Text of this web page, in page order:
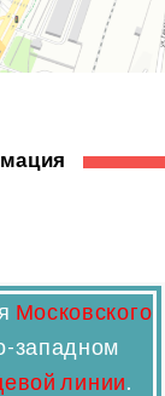
Московского
западном
линии.